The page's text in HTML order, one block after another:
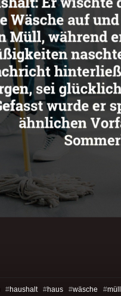
#haushalt#haus #wäsche #müll